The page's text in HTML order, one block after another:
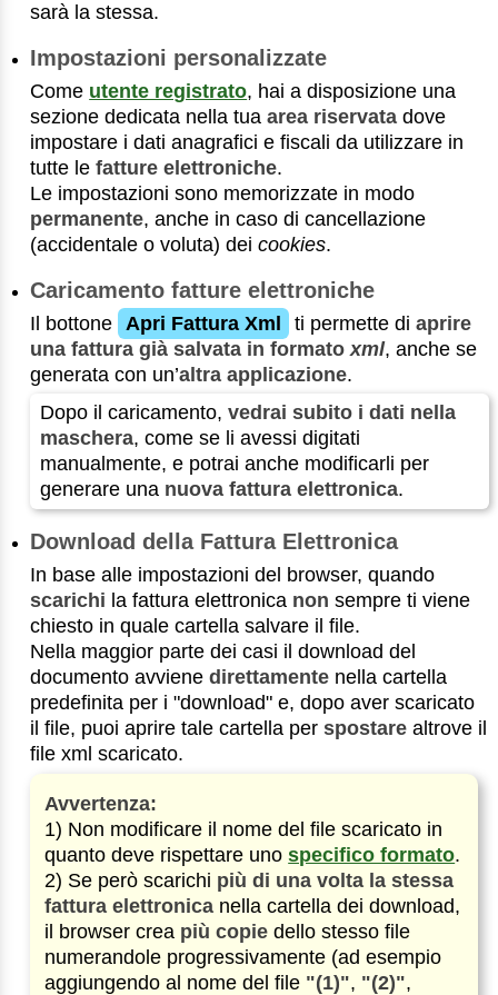
sarà la stessa.
Impostazioni personalizzate
Come utente registrato, hai a disposizione una
sezione dedicata nella tuaarea riservata dove
impostare i dati anagrafici e fiscali da utilizzare in
tutte lefatture elettroniche.
Le impostazioni sono memorizzate in modo
permanente, anche in caso di cancellazione
(accidentale o voluta) deicookies.
Caricamento fatture elettroniche
Il bottone Apri Fattura Xml ti permette diaprire
una fattura già salvata in formatoxml, anche se
generata con un’altra applicazione.
Dopo il caricamento,vedrai subito i dati nella
maschera, come se li avessi digitati
manualmente, e potrai anche modificarli per
generare una nuova fattura elettronica.
Download della Fattura Elettronica
In base alle impostazioni del browser, quando
scarichi la fattura elettronica non sempre ti viene
chiesto in quale cartella salvare il file.
Nella maggior parte dei casi il download del
documento avvienedirettamente nella cartella
predefinita per i "download" e, dopo aver scaricato
il file, puoi aprire tale cartella perspostare altrove il
file xml scaricato.
Avvertenza:
1) Non modificare il nome del file scaricato in
quanto deve rispettare unospecifico formato.
2) Se però scarichi più di una volta la stessa
fattura elettronica nella cartella dei download,
il browser crea più copie dello stesso file
numerandole progressivamente (ad esempio
aggiungendo al nome del file "(1)", "(2)",